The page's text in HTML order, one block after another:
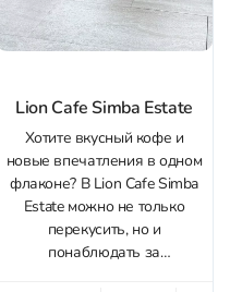
Lion Cafe Simba Estate
Хотите вкусный кофе и
новые впечатления в одном
флаконе? В Lion Cafe Simba
Estate можно не только
перекусить, но и
понаблюдать за